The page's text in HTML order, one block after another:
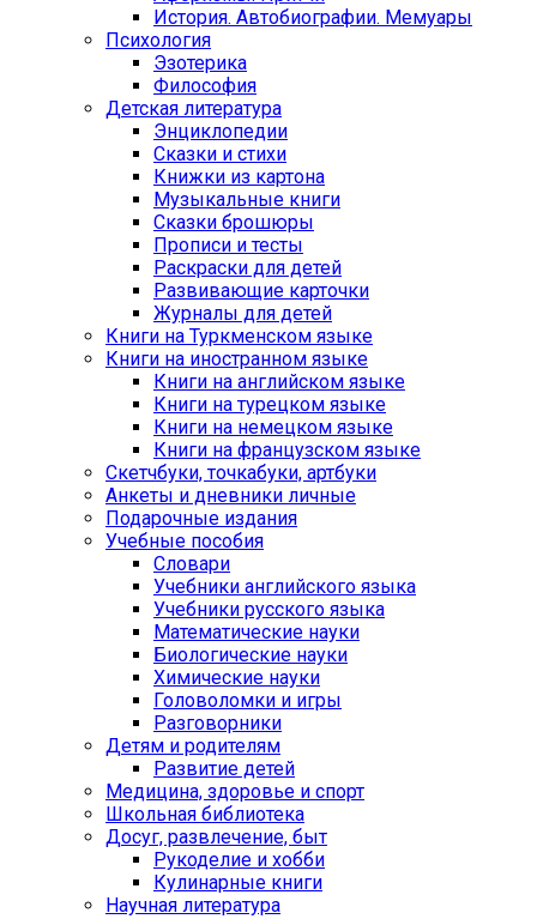
История. Автобиографии. Мемуары
Психология
Эзотерика
Философия
Детская литература
Энциклопедии
Сказки и стихи
Книжки из картона
Музыкальные книги
Сказки брошюры
Прописи и тесты
Раскраски для детей
Развивающие карточки
Журналы для детей
Книги на Туркменском языке
Книги на иностранном языке
Книги на английском языке
Книги на турецком языке
Книги на немецком языке
Книги на французском языке
Cкетчбуки, точкабуки, артбуки
Анкеты и дневники личные
Подарочные издания
Учебные пособия
Словари
Учебники английского языка
Учебники русского языка
Математические науки
Биологические науки
Химические науки
Головоломки и игры
Разговорники
Детям и родителям
Развитие детей
Медицина, здоровье и спорт
Школьная библиотека
Досуг, развлечение, быт
Рукоделие и хобби
Кулинарные книги
Научная литература